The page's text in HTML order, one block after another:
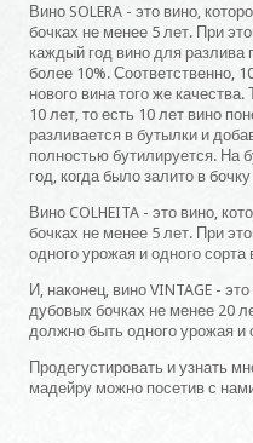
Вино SOLERA - это вино,
бочках не менее 5 лет. При
каждый год вино для разлива
более 10%. Соответственно,
нового вина того же
10 лет, то есть 10 лет вино
разливается в бутылки и
полностью бутилируется. На
год, когда было залито в
Вино COLHEITA - это вино,
бочках не менее 5 лет. При
одного урожая и одного сорта
И, наконец, вино VINTAGE -
дубовых бочках не менее 20
должно быть одного урожая и
Продегустировать и узнать
мадейру можно посетив с